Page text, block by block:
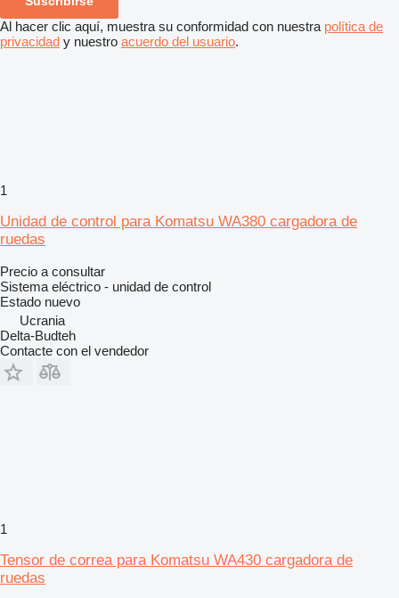
Al hacer clic aquí, muestra su conformidad con nuestra política de
privacidad y nuestro acuerdo del usuario.
1
Unidad de control para Komatsu WA380 cargadora de
ruedas
Precio a consultar
Sistema eléctrico - unidad de control
Estado nuevo
Ucrania
Delta-Budteh
Contacte con el vendedor
1
Tensor de correa para Komatsu WA430 cargadora de
ruedas